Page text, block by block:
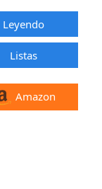
Leyendo
Listas
Amazon